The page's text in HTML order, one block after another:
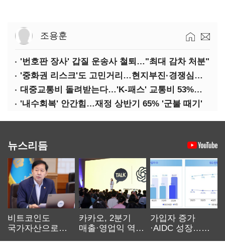
조용훈
'번호판 장사' 갑질 운송사 철퇴…"최대 감차 처분"
'중화권 리스크'도 고민거리…현지부진·경쟁심화·양안냉각
대중교통비 돌려받는다…'K-패스' 교통비 53%까지 환급
'내수회복' 안간힘…재정 상반기 65% '군불 때기'
뉴스리듬
비트코인도
국가자산으로…'
카카오, 2분기
매출·영업익 역대
가입자 증가
·AIDC 성장…